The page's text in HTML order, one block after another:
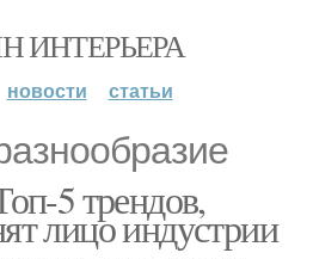
ИНТЕРЬЕРА
новости статьи
5 трендов,
лицо индустрии